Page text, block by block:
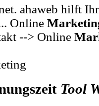
ahaweb hilft
Online
--> Online
Tool